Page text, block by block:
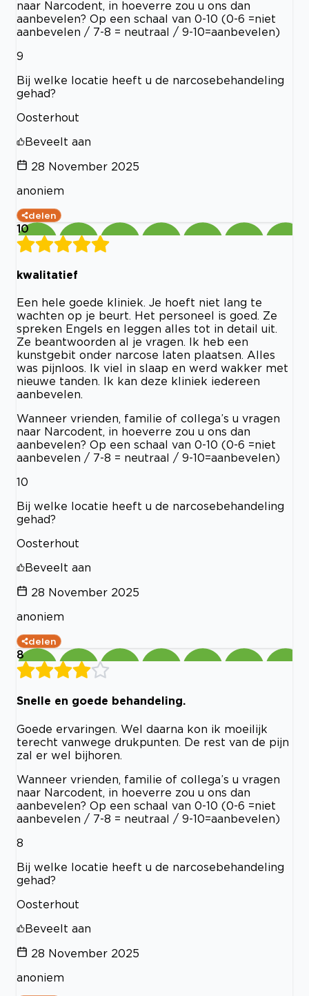
naar Narcodent, in hoeverre zou u ons dan
aanbevelen? Op een schaal van 0-10 (0-6 =niet
aanbevelen / 7-8 = neutraal / 9-10=aanbevelen)
9
Bij welke locatie heeft u de narcosebehandeling
gehad?
Oosterhout
Beveelt aan
28 November 2025
anoniem
delen
10
kwalitatief
Een hele goede kliniek. Je hoeft niet lang te
wachten op je beurt. Het personeel is goed. Ze
spreken Engels en leggen alles tot in detail uit.
Ze beantwoorden al je vragen. Ik heb een
kunstgebit onder narcose laten plaatsen. Alles
was pijnloos. Ik viel in slaap en werd wakker met
nieuwe tanden. Ik kan deze kliniek iedereen
aanbevelen.
Wanneer vrienden, familie of collega’s u vragen
naar Narcodent, in hoeverre zou u ons dan
aanbevelen? Op een schaal van 0-10 (0-6 =niet
aanbevelen / 7-8 = neutraal / 9-10=aanbevelen)
10
Bij welke locatie heeft u de narcosebehandeling
gehad?
Oosterhout
Beveelt aan
28 November 2025
anoniem
delen
8
Snelle en goede behandeling.
Goede ervaringen. Wel daarna kon ik moeilijk
terecht vanwege drukpunten. De rest van de pijn
zal er wel bijhoren.
Wanneer vrienden, familie of collega’s u vragen
naar Narcodent, in hoeverre zou u ons dan
aanbevelen? Op een schaal van 0-10 (0-6 =niet
aanbevelen / 7-8 = neutraal / 9-10=aanbevelen)
8
Bij welke locatie heeft u de narcosebehandeling
gehad?
Oosterhout
Beveelt aan
28 November 2025
anoniem